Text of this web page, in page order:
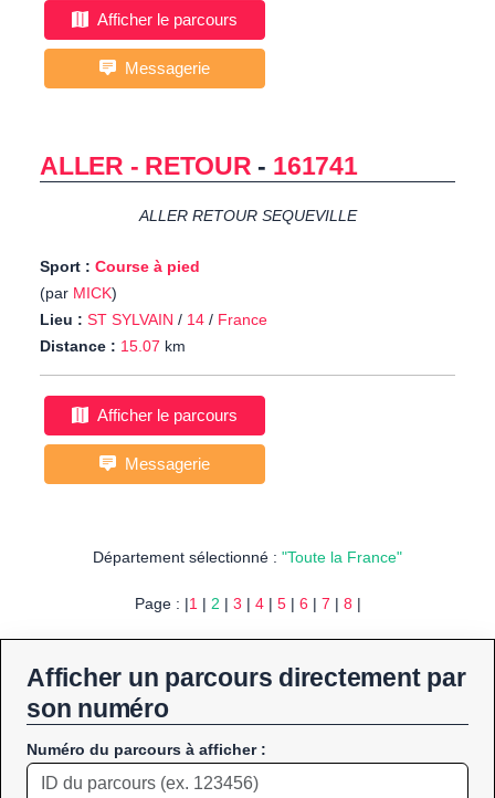
Afficher le parcours
Messagerie
ALLER - RETOUR - 161741
ALLER RETOUR SEQUEVILLE
Sport : Course à pied
(par MICK)
Lieu : ST SYLVAIN / 14 / France
Distance : 15.07 km
Afficher le parcours
Messagerie
Département sélectionné : "Toute la France"
Page : |1| 2 | 3 | 4| 5| 6 | 7 | 8 |
Afficher un parcours directement par
son numéro
Numéro du parcours à afficher :